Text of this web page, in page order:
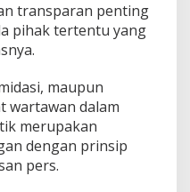
transparan penting
pihak tertentu yang
maupun
wartawan dalam
merupakan
dengan prinsip
pers.